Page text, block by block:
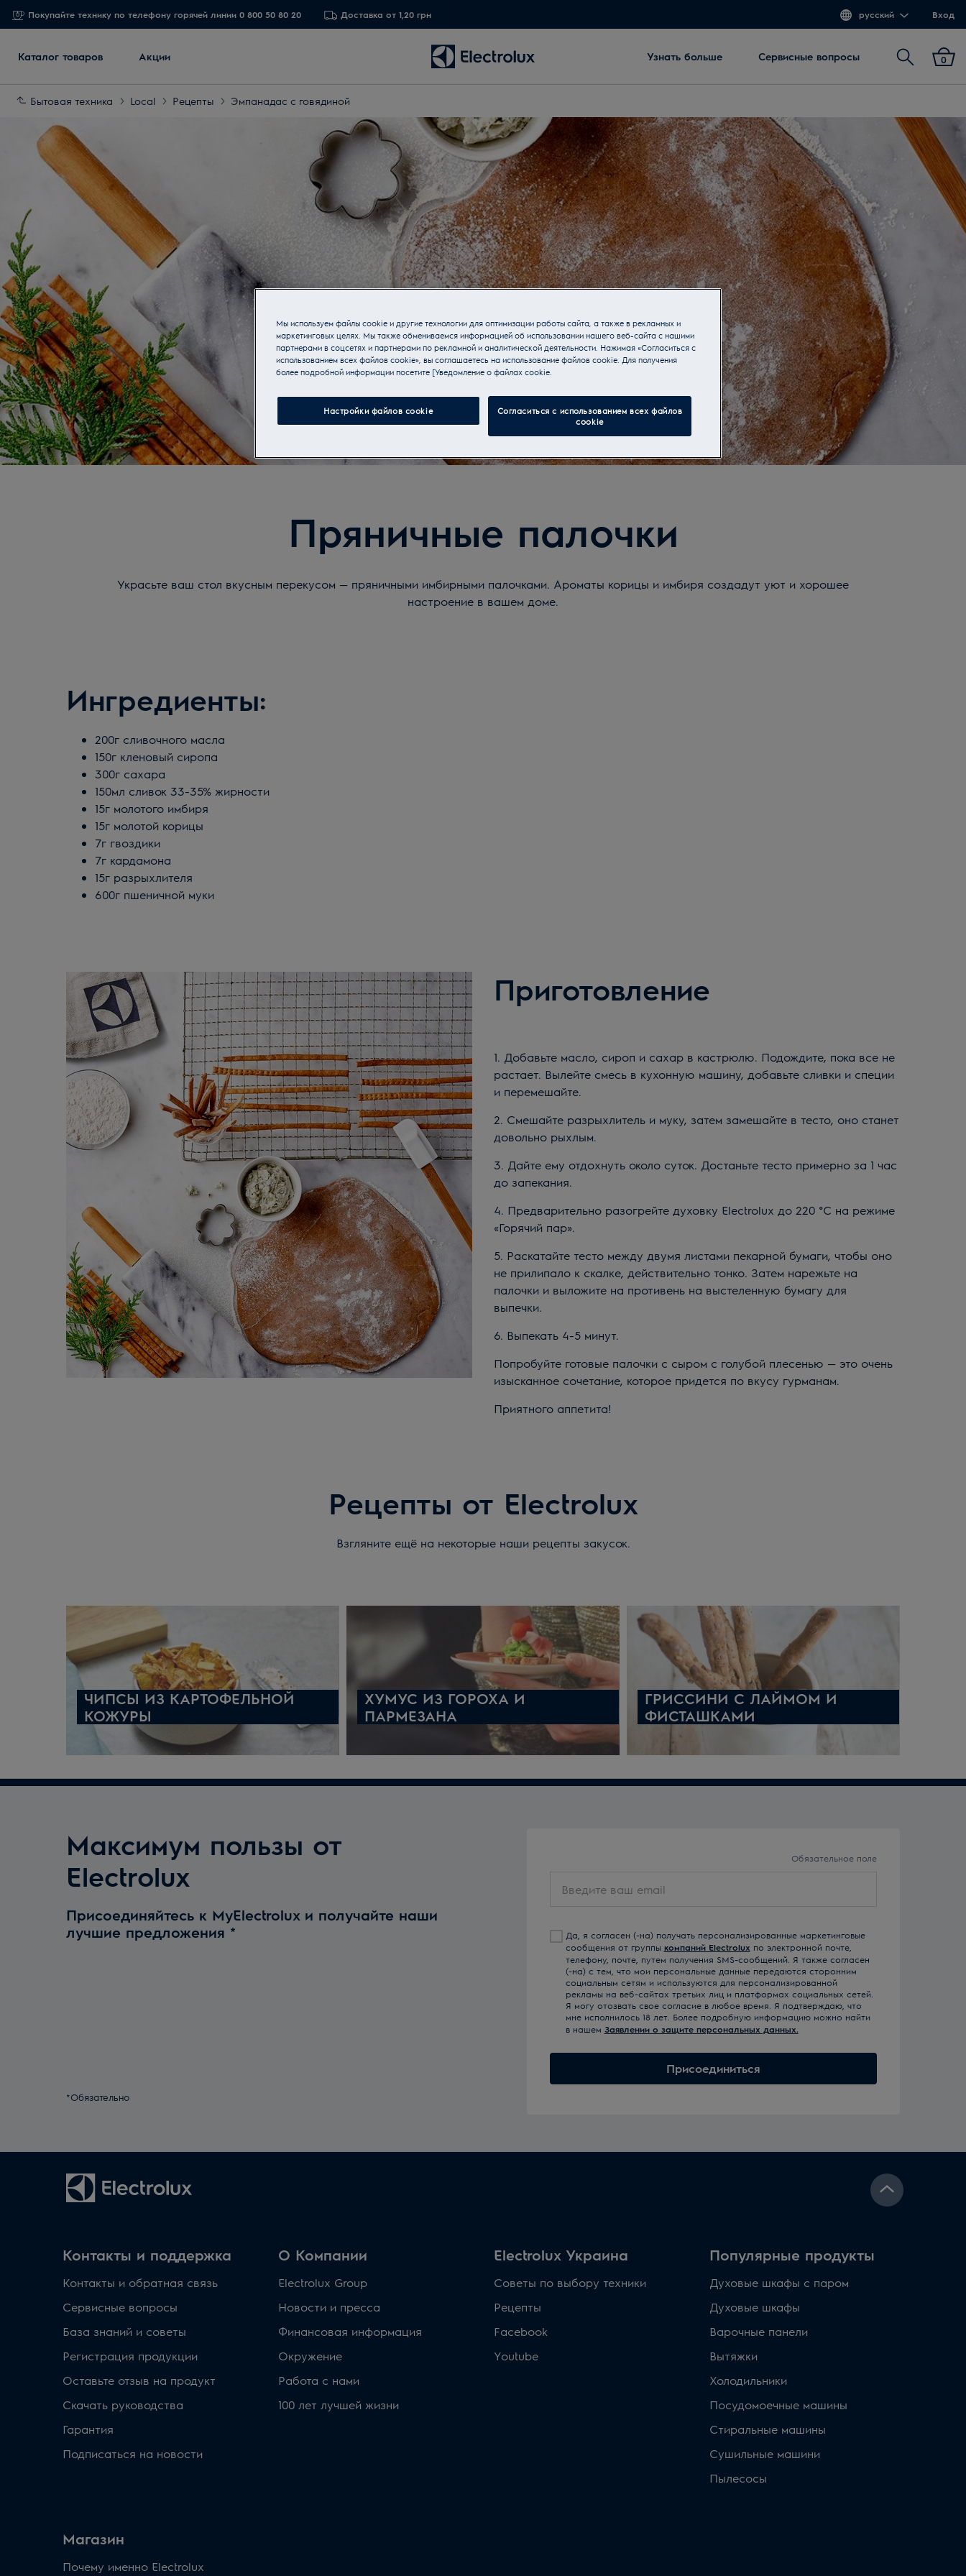
Покупайте технику по телефону горячей линии 0 800 50 80 20 Доставка от 1,20 грн русский Вход
Каталог товаров Акции Узнать больше Сервисные вопросы Поиск 0
Бытовая техника Local Рецепты Эмпанадас с говядиной
Пряничные палочки
Украсьте ваш стол вкусным перекусом — пряничными имбирными палочками. Ароматы корицы и имбиря создадут уют и хорошее
настроение в вашем доме.
Ингредиенты:
200г сливочного масла
150г кленовый сиропа
300г сахара
150мл сливок 33-35% жирности
15г молотого имбиря
15г молотой корицы
7г гвоздики
7г кардамона
15г разрыхлителя
600г пшеничной муки
Приготовление
1. Добавьте масло, сироп и сахар в кастрюлю. Подождите, пока все не
растает. Вылейте смесь в кухонную машину, добавьте сливки и специи
и перемешайте.
2. Смешайте разрыхлитель и муку, затем замешайте в тесто, оно станет
довольно рыхлым.
3. Дайте ему отдохнуть около суток. Достаньте тесто примерно за 1 час
до запекания.
4. Предварительно разогрейте духовку Electrolux до 220 °C на режиме
«Горячий пар».
5. Раскатайте тесто между двумя листами пекарной бумаги, чтобы оно
не прилипало к скалке, действительно тонко. Затем нарежьте на
палочки и выложите на противень на выстеленную бумагу для
выпечки.
6. Выпекать 4-5 минут.
Попробуйте готовые палочки с сыром с голубой плесенью — это очень
изысканное сочетание, которое придется по вкусу гурманам.
Приятного аппетита!
Рецепты от Electrolux
Взгляните ещё на некоторые наши рецепты закусок.
ЧИПСЫ ИЗ КАРТОФЕЛЬНОЙ
КОЖУРЫ
ХУМУС ИЗ ГОРОХА И
ПАРМЕЗАНА
ГРИССИНИ С ЛАЙМОМ И
ФИСТАШКАМИ
Максимум пользы от
Electrolux
Присоединяйтесь к MyElectrolux и получайте наши
лучшие предложения *
*Обязательно
Обязательное поле
ваш
Да, я согласен (-на) получать персонализированные маркетинговые
сообщения от группы компаний Electrolux по электронной почте,
телефону, почте, путем получения SMS-сообщений. Я также согласен
(-на) с тем, что мои персональные данные передаются сторонним
социальным сетям и используются для персонализированной
рекламы на веб-сайтах третьих лиц и платформах социальных сетей.
Я могу отозвать свое согласие в любое время. Я подтверждаю, что
мне исполнилось 18 лет. Более подробную информацию можно найти
в нашем Заявлении о защите персональных данных.
Присоединиться
Контакты и поддержка
Контакты и обратная связь
Сервисные вопросы
База знаний и советы
Регистрация продукции
Оставьте отзыв на продукт
Скачать руководства
Гарантия
Подписаться на новости
О Компании
Electrolux Group
Новости и пресса
Финансовая информация
Окружение
Работа с нами
100 лет лучшей жизни
Electrolux Украина
Советы по выбору техники
Рецепты
Facebook
Youtube
Популярные продукты
Духовые шкафы с паром
Духовые шкафы
Варочные панели
Вытяжки
Холодильники
Посудомоечные машины
Стиральные машины
Сушильные машини
Пылесосы
Магазин
Почему именно Electrolux
Мы используем файлы cookie и другие технологии для оптимизации работы сайта, а также в рекламных и
маркетинговых целях. Мы также обмениваемся информацией об использовании нашего веб-сайта с нашими
партнерами в соцсетях и партнерами по рекламной и аналитической деятельности. Нажимая «Согласиться с
использованием всех файлов cookie», вы соглашаетесь на использование файлов cookie. Для получения
более подробной информации посетите [Уведомление о файлах cookie.
Настройки файлов cookie
Согласиться с использованием всех файлов
cookie